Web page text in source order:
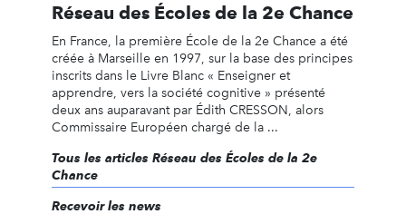
Réseau des Écoles de la 2e Chance
En France, la première École de la 2e Chance a été
créée à Marseille en 1997, sur la base des principes
inscrits dans le Livre Blanc « Enseigner et
apprendre, vers la société cognitive » présenté
deux ans auparavant par Édith CRESSON, alors
Commissaire Européen chargé de la ...
Tous les articles Réseau des Écoles de la 2e
Chance
Recevoir les news